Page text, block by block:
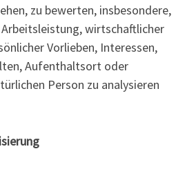
zu bewerten, insbesondere,
wirtschaftlicher
Vorlieben, Interessen,
Aufenthaltsort oder
Person zu analysieren